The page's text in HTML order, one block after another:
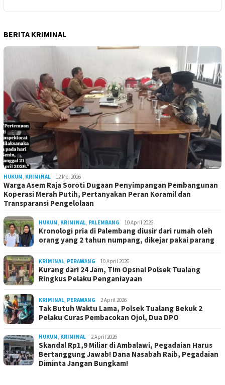
BERITA KRIMINAL
HUKUM, KRIMINAL 12 Mei 2026
Warga Asem Raja Soroti Dugaan Penyimpangan Pembangunan
Koperasi Merah Putih, Pertanyakan Peran Koramil dan
Transparansi Pengelolaan
HUKUM, KRIMINAL, PALEMBANG 10 April 2026
Kronologi pria di Palembang diusir dari rumah oleh
orang yang 2 tahun numpang, dikejar pakai parang
KRIMINAL, PERAWANG 10 April 2026
Kurang dari 24 Jam, Tim Opsnal Polsek Tualang
Ringkus Pelaku Penganiayaan
KRIMINAL, PERAWANG 2 April 2026
Tak Butuh Waktu Lama, Polsek Tualang Bekuk 2
Pelaku Curas Pembacokan Ojol, Dua DPO
HUKUM, KRIMINAL 2 April 2026
Skandal Rp1,9 Miliar di Ambalawi, Pegadaian Harus
Bertanggung Jawab! Dana Nasabah Raib, Pegadaian
Diminta Jangan Bungkam!